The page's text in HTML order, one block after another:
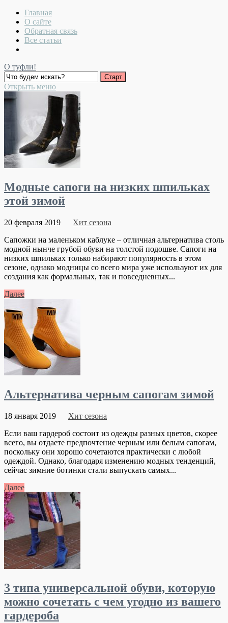
Главная
О сайте
Обратная связь
Все статьи
О туфли!
Открыть меню
Модные сапоги на низких шпильках
этой зимой
20 февраля 2019
Хит сезона
Сапожки на маленьком каблуке – отличная альтернатива столь
модной нынче грубой обуви на толстой подошве. Сапоги на
низких шпильках только набирают популярность в этом
сезоне, однако модницы со всего мира уже используют их для
создания как формальных, так и повседневных...
Далее
Альтернатива черным сапогам зимой
18 января 2019
Хит сезона
Если ваш гардероб состоит из одежды разных цветов, скорее
всего, вы отдаете предпочтение черным или белым сапогам,
поскольку они хорошо сочетаются практически с любой
одеждой. Однако, благодаря изменению модных тенденций,
сейчас зимние ботинки стали выпускать самых...
Далее
3 типа универсальной обуви, которую
можно сочетать с чем угодно из вашего
гардероба